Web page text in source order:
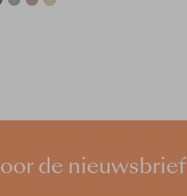
de nieuwsbrief